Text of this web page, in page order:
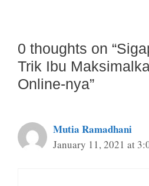
0 thoughts on
Trik Ibu
Online-nya”
Mutia Ramadhani
January 11, 2021 at